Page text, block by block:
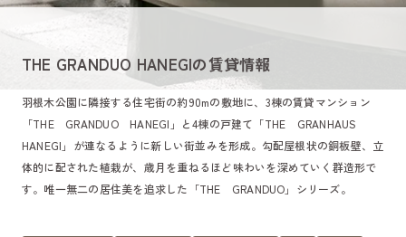
THE GRANDUO HANEGIの賃貸情報
羽根木公園に隣接する住宅街の約90mの敷地に、3棟の賃貸マンション
「THE GRANDUO HANEGI」と4棟の戸建て「THE GRANHAUS
HANEGI」が連なるように新しい街並みを形成。勾配屋根状の銅板壁、立
体的に配された植栽が、歳月を重ねるほど味わいを深めていく群造形で
す。唯一無二の居住美を追求した「THE GRANDUO」シリーズ。